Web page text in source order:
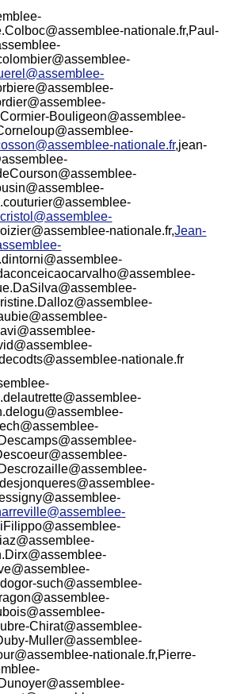
nationale.fr,Paul-
Bouligeon@assemblee-
nationale.fr,jean-
nationale.fr,Jean-
nationale.fr
such@assemblee-
Chirat@assemblee-
Muller@assemblee-
nationale.fr,Pierre-